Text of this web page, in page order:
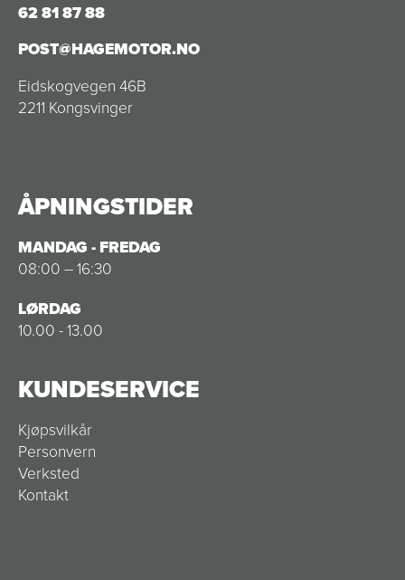
62 81 87 88
POST@HAGEMOTOR.NO
Eidskogvegen 46B
2211 Kongsvinger
ÅPNINGSTIDER
MANDAG - FREDAG
08:00 – 16:30
LØRDAG
10.00 - 13.00
KUNDESERVICE
Kjøpsvilkår
Personvern
Verksted
Kontakt